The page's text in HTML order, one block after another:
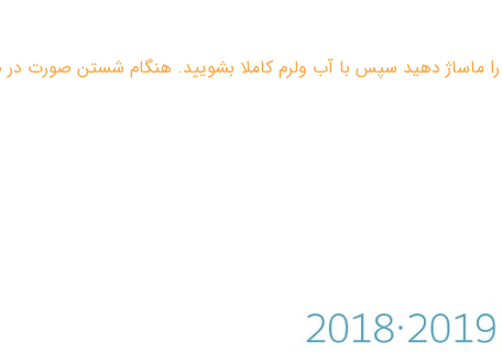
ماساژ دهید سپس با آب ولرم کاملا بشویید. هنگام شستن صورت